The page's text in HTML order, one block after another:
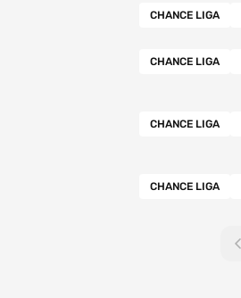
CHANCE LIGA
CHANCE LIGA
CHANCE LIGA
CHANCE LIGA